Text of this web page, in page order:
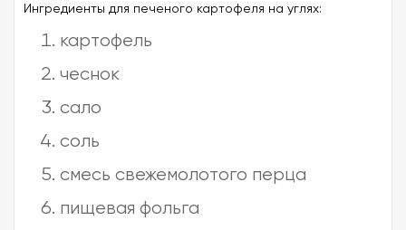
Ингредиенты для печеного картофеля на углях:
картофель
чеснок
сало
соль
смесь свежемолотого перца
пищевая фольга